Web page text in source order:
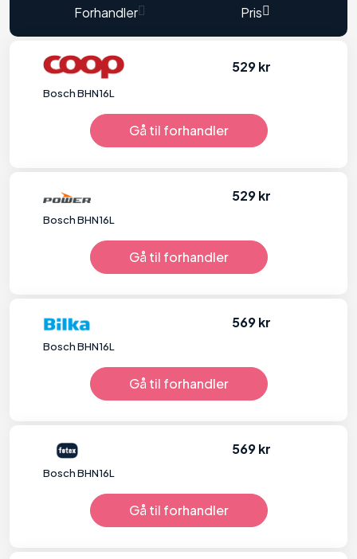
Forhandler Pris
Bosch BHN16L
529 kr
Gå til forhandler
Bosch BHN16L
529 kr
Gå til forhandler
Bosch BHN16L
569 kr
Gå til forhandler
Bosch BHN16L
569 kr
Gå til forhandler